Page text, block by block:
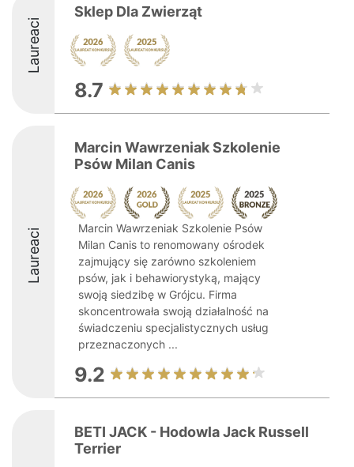
Laureaci
Sklep Dla Zwierząt
8.7
Laureaci
Marcin Wawrzeniak Szkolenie
Psów Milan Canis
Marcin Wawrzeniak Szkolenie Psów
Milan Canis to renomowany ośrodek
zajmujący się zarówno szkoleniem
psów, jak i behawiorystyką, mający
swoją siedzibę w Grójcu. Firma
skoncentrowała swoją działalność na
świadczeniu specjalistycznych usług
przeznaczonych ...
9.2
BETI JACK - Hodowla Jack Russell
Terrier